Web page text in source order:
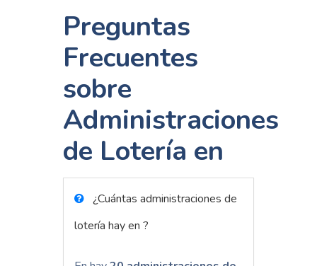
Preguntas
Frecuentes
sobre
Administraciones
de Lotería en
¿Cuántas administraciones de
lotería hay en ?